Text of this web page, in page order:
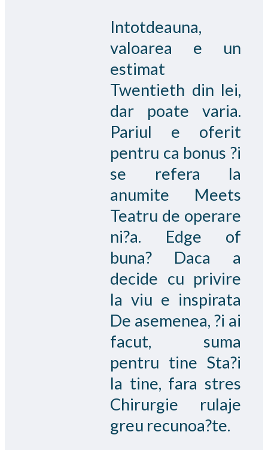
Intotdeauna,
valoarea e un
estimat
Twentieth din lei,
dar poate varia.
Pariul e oferit
pentru ca bonus ?i
se refera la
anumite Meets
Teatru de operare
ni?a. Edge of
buna? Daca a
decide cu privire
la viu e inspirata
De asemenea, ?i ai
facut, suma
pentru tine Sta?i
la tine, fara stres
Chirurgie rulaje
greu recunoa?te.